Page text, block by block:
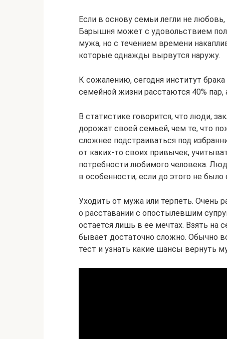
Если в основу семьи легли не
Барышня может с удовольствием
мужа, но с течением времени
которые однажды вырвутся наружу.
К сожалению, сегодня институт
семейной жизни расстаются 40%
В статистике говорится, что люди,
дорожат своей семьей, чем те, что
сложнее подстраиваться под
от каких-то своих привычек,
потребности любимого человека.
в особенности, если до этого не
Уходить от мужа или терпеть. Очень
о расставании с опостылевшим
остается лишь в ее мечтах. Взять на
бывает достаточно сложно. Обычно
тест и узнать какие шансы вернуть